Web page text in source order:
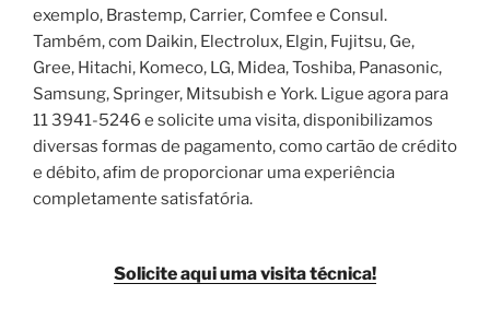
exemplo, Brastemp, Carrier, Comfee e Consul.
Também, com Daikin, Electrolux, Elgin, Fujitsu, Ge,
Gree, Hitachi, Komeco, LG, Midea, Toshiba, Panasonic,
Samsung, Springer, Mitsubish e York. Ligue agora para
11 3941-5246 e solicite uma visita, disponibilizamos
diversas formas de pagamento, como cartão de crédito
e débito, afim de proporcionar uma experiência
completamente satisfatória.
Solicite aqui uma visita técnica!